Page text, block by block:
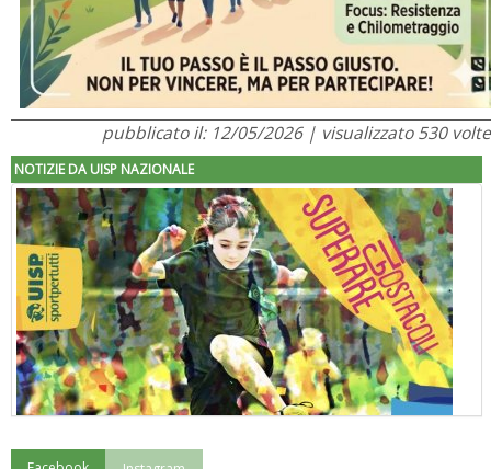
pubblicato il: 12/05/2026 | visualizzato 530 volte
NOTIZIE DA UISP NAZIONALE